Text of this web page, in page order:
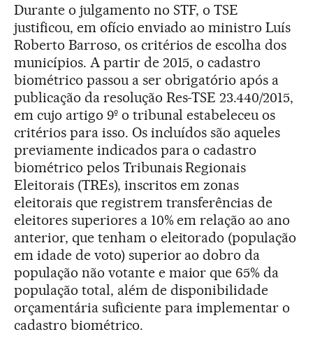
Durante o julgamento no STF, o TSE
justificou, em ofício enviado ao ministro Luís
Roberto Barroso, os critérios de escolha dos
municípios. A partir de 2015, o cadastro
biométrico passou a ser obrigatório após a
publicação da resolução Res-TSE 23.440/2015,
em cujo artigo 9º o tribunal estabeleceu os
critérios para isso. Os incluídos são aqueles
previamente indicados para o cadastro
biométrico pelos Tribunais Regionais
Eleitorais (TREs), inscritos em zonas
eleitorais que registrem transferências de
eleitores superiores a 10% em relação ao ano
anterior, que tenham o eleitorado (população
em idade de voto) superior ao dobro da
população não votante e maior que 65% da
população total, além de disponibilidade
orçamentária suficiente para implementar o
cadastro biométrico.